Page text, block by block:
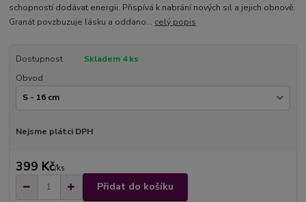
schopností dodávat energii. Přispívá k nabrání nových sil a jejich obnově.
Granát povzbuzuje lásku a oddano... celý popis
Dostupnost
Skladem 4 ks
Obvod
Nejsme plátci DPH
399 Kč/ks
Přidat do košíku